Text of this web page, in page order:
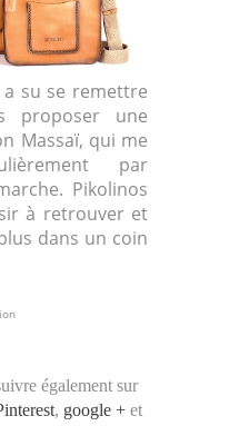
su se remettre
proposer une
Massaï, qui me
par
Pikolinos
à retrouver et
dans un coin
également sur
, google + et